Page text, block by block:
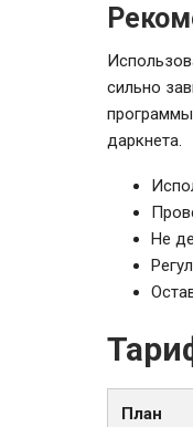
сильно
даркнета.
Не
План